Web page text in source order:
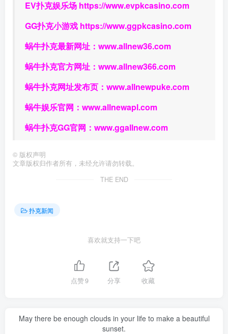
EV扑克娱乐场 https://www.evpkcasino.com
GG扑克小游戏 https://www.ggpkcasino.com
蜗牛扑克最新网址： www.allnew36.com
蜗牛扑克官方网址： www.allnew366.com
蜗牛扑克网址发布页： www.allnewpuke.com
蜗牛娱乐官网： www.allnewapl.com
蜗牛扑克GG官网： www.ggallnew.com
© 版权声明
文章版权归作者所有，未经允许请勿转载。
THE END
扑克新闻
喜欢就支持一下吧
点赞9 分享 收藏
May there be enough clouds in your life to make a beautiful
sunset.